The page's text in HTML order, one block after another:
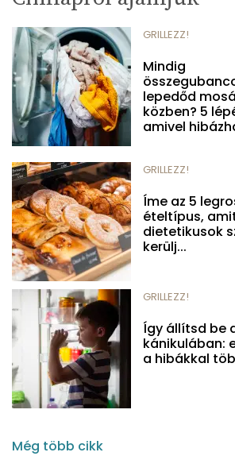
GRILLEZZ!
Mindig
lepedőd
közben? 5
amivel
GRILLEZZ!
Íme az 5
ételtípus,
dietetikusok
kerülj...
GRILLEZZ!
Így állítsd be
kánikulában:
a hibákkal
Még több cikk